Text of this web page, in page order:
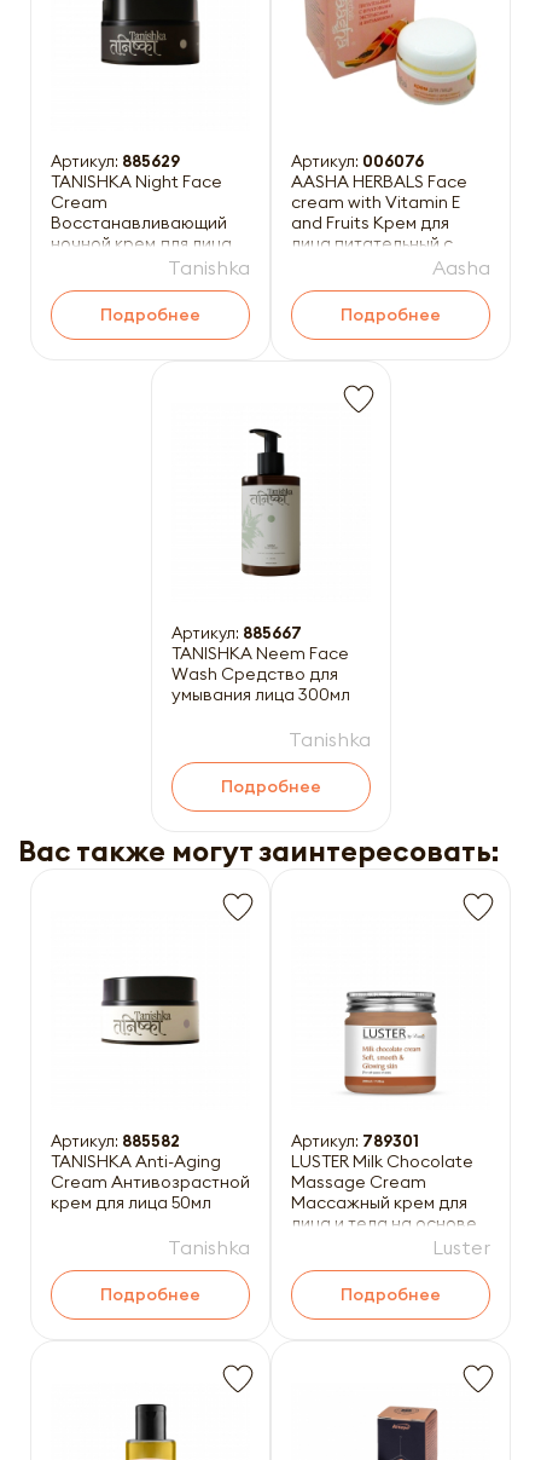
Артикул: 885629
TANISHKA Night Face
Cream
Восстанавливающий
ночной крем для лица
Tanishka
Подробнее
Артикул: 006076
AASHA HERBALS Face
cream with Vitamin E
and Fruits Крем для
лица питательный с
Витамином Е и Фруктам
Aasha
Подробнее
Артикул: 885667
TANISHKA Neem Face
Wash Средство для
умывания лица 300мл
Tanishka
Подробнее
Вас также могут заинтересовать:
Артикул: 885582
TANISHKA Anti-Aging
Cream Антивозрастной
крем для лица 50мл
Tanishka
Подробнее
Артикул: 789301
LUSTER Milk Chocolate
Massage Cream
Массажный крем для
лица и тела на основе
шоколадной эссенции
Luster
Подробнее